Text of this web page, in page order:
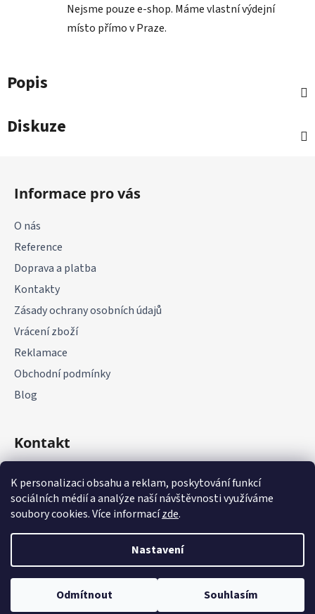
K personalizaci obsahu a reklam, poskytování funkcí
sociálních médií a analýze naší návštěvnosti využíváme
soubory cookies. Více informacízde.
Nastavení
Odmítnout Souhlasím
Nejsme pouze e-shop. Máme vlastní výdejní
místo přímo v Praze.
Popis
Diskuze
Informace pro vás
O nás
Reference
Doprava a platba
Kontakty
Zásady ochrany osobních údajů
Vrácení zboží
Reklamace
Obchodní podmínky
Blog
Kontakt
+420 775 177 085
Vytvořil Shoptet
Copyright 2026it-parts.cz
. Všechna práva vyhrazena.